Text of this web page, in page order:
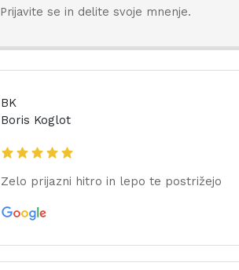
Prijavite se in delite svoje mnenje.
BK
Boris Koglot
Zelo prijazni hitro in lepo te postrižejo